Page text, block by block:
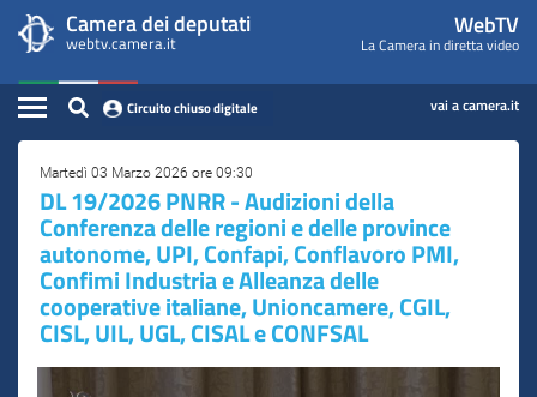
contenuto
principale
WebTV
Camera
dei
Deputati
menu
di
navigazione
Camera dei deputati
webtv.camera.it
WebTV
La Camera in diretta video
Home
Assemblea
Presidente
Commissioni
Eventi
Conferenze Stampa
Cerca
Circuito chiuso digitale
Circuito chiuso digitale vai a camera.it
Contenuto
Martedì 03 Marzo 2026 ore 09:30
DL 19/2026 PNRR - Audizioni della
Conferenza delle regioni e delle province
autonome, UPI, Confapi, Conflavoro PMI,
Confimi Industria e Alleanza delle
cooperative italiane, Unioncamere, CGIL,
CISL, UIL, UGL, CISAL e CONFSAL